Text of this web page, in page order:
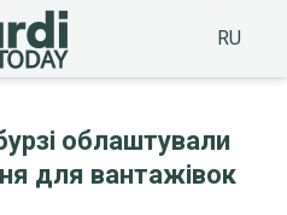
RU
облаштували
для вантажівок